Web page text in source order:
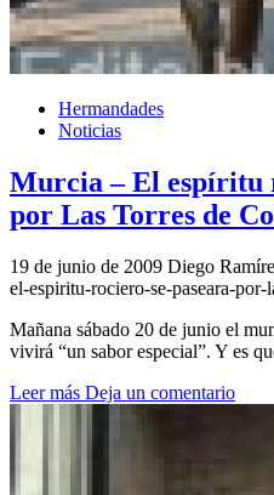
Hermandades
Noticias
Murcia – El espíritu
por Las Torres de
19 de junio de 2009 Diego
el-espiritu-rociero-se-paseara-por-
Mañana sábado 20 de junio el
vivirá “un sabor especial”. Y es
Leer más Deja un comentario